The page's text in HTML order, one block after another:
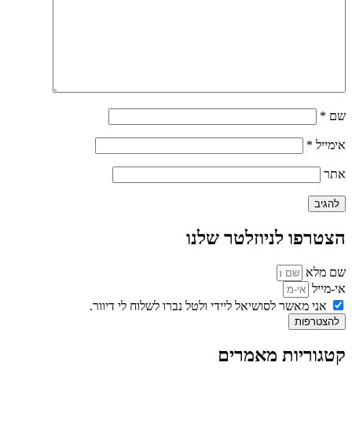
שם *
אימייל *
אתר
הצטרפו לניוזלטר שלנו
שם מלא
אי-מייל
אני מאשר לסושיאל ליידי ולטל נברו לשלוח לי דיוור.
להצטרפות
קטגוריות מאמרים